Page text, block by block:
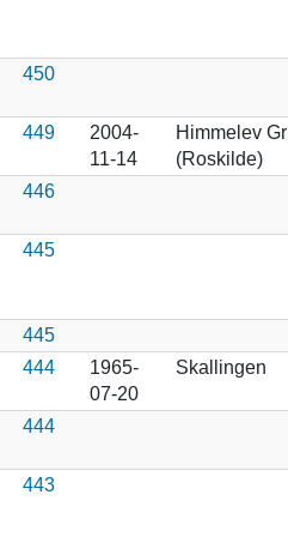
450
449
2004-
11-14
Himmelev
(Roskilde)
446
445
445
444
1965-
07-20
Skallingen
444
443